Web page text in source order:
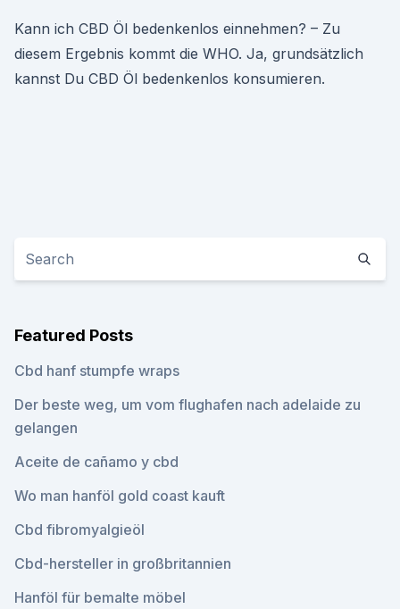
Kann ich CBD Öl bedenkenlos einnehmen? – Zu
diesem Ergebnis kommt die WHO. Ja, grundsätzlich
kannst Du CBD Öl bedenkenlos konsumieren.
Featured Posts
Cbd hanf stumpfe wraps
Der beste weg, um vom flughafen nach adelaide zu
gelangen
Aceite de cañamo y cbd
Wo man hanföl gold coast kauft
Cbd fibromyalgieöl
Cbd-hersteller in großbritannien
Hanföl für bemalte möbel